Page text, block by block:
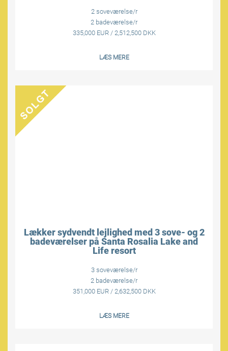
2 soveværelse/r
2 badeværelse/r
335,000 EUR / 2,512,500 DKK
LÆS MERE
Lækker sydvendt lejlighed med 3 sove- og 2
badeværelser på Santa Rosalia Lake and
Life resort
3 soveværelse/r
2 badeværelse/r
351,000 EUR / 2,632,500 DKK
LÆS MERE